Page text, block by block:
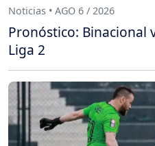
Noticias • AGO 6 / 2026
Pronóstico: Binacional
Liga 2